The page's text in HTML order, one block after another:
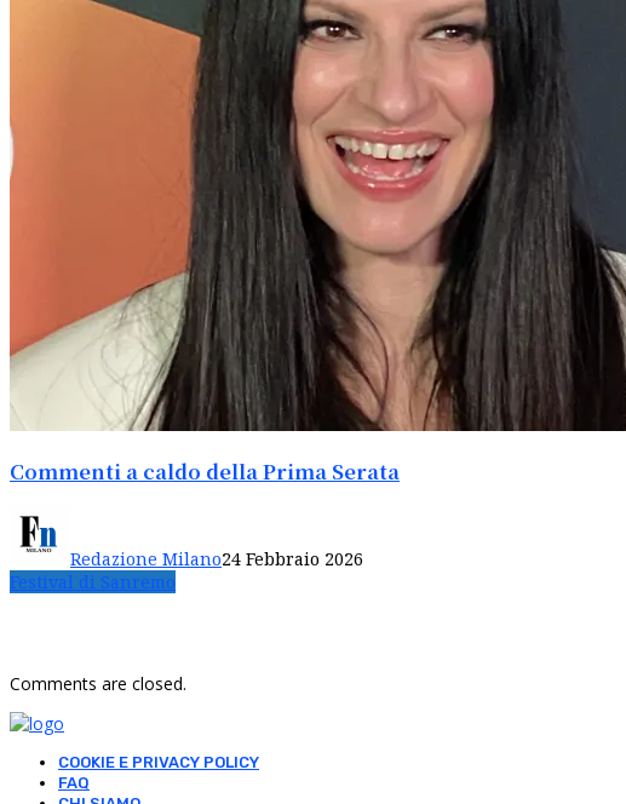
Commenti a caldo della Prima Serata
Redazione Milano24 Febbraio 2026
Festival di Sanremo
Comments are closed.
COOKIE E PRIVACY POLICY
FAQ